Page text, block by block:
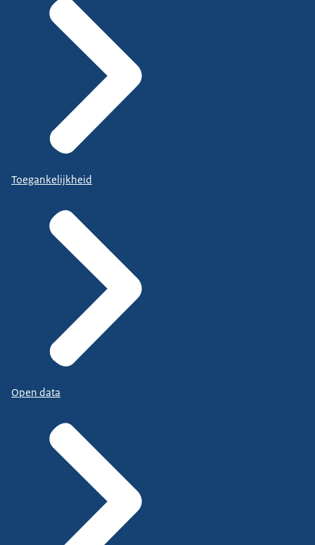
Toegankelijkheid
Open data